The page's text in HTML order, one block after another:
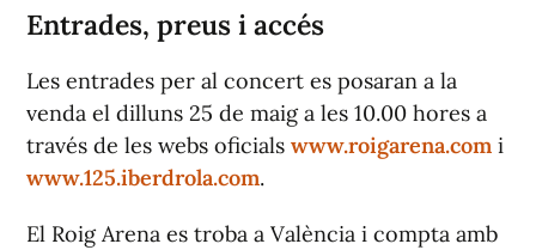
Entrades, preus i accés
Les entrades per al concert es posaran a la
venda el dilluns 25 de maig a les 10.00 hores a
través de les webs oficials www.roigarena.com i
www.125.iberdrola.com.
El Roig Arena es troba a València i compta amb